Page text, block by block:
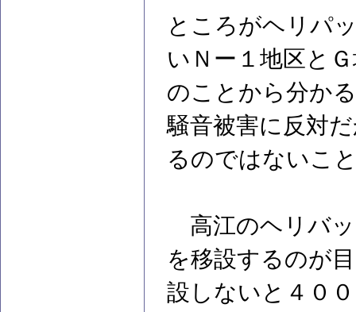
ところがヘリパ
いＮー１地区と
のことから分か
騒音被害に反対
るのではないこ
高江のヘリバ
を移設するのが
設しないと４０